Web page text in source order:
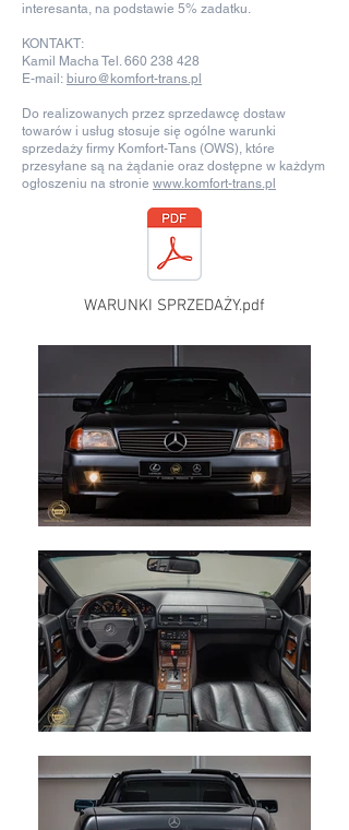
interesanta, na podstawie 5% zadatku.
KONTAKT:
Kamil Macha Tel.660 238 428
E-mail: biuro@komfort-trans.pl
Do realizowanych przez sprzedawcę dostaw
towarów i usług stosuje się ogólne warunki
sprzedaży firmy Komfort-Tans (OWS), które
przesyłane są na żądanie oraz dostępne w każdym
ogłoszeniu na stronie www.komfort-trans.pl
WARUNKI SPRZEDAŻY.pdf